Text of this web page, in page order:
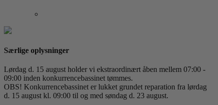
Særlige oplysninger
Lørdag d. 15 august holder vi ekstraordinært åben mellem 07:00 -
09:00 inden konkurrencebassinet tømmes.
OBS! Konkurrencebassinet er lukket grundet reparation fra lørdag
d. 15 august kl. 09:00 til og med søndag d. 23 august.